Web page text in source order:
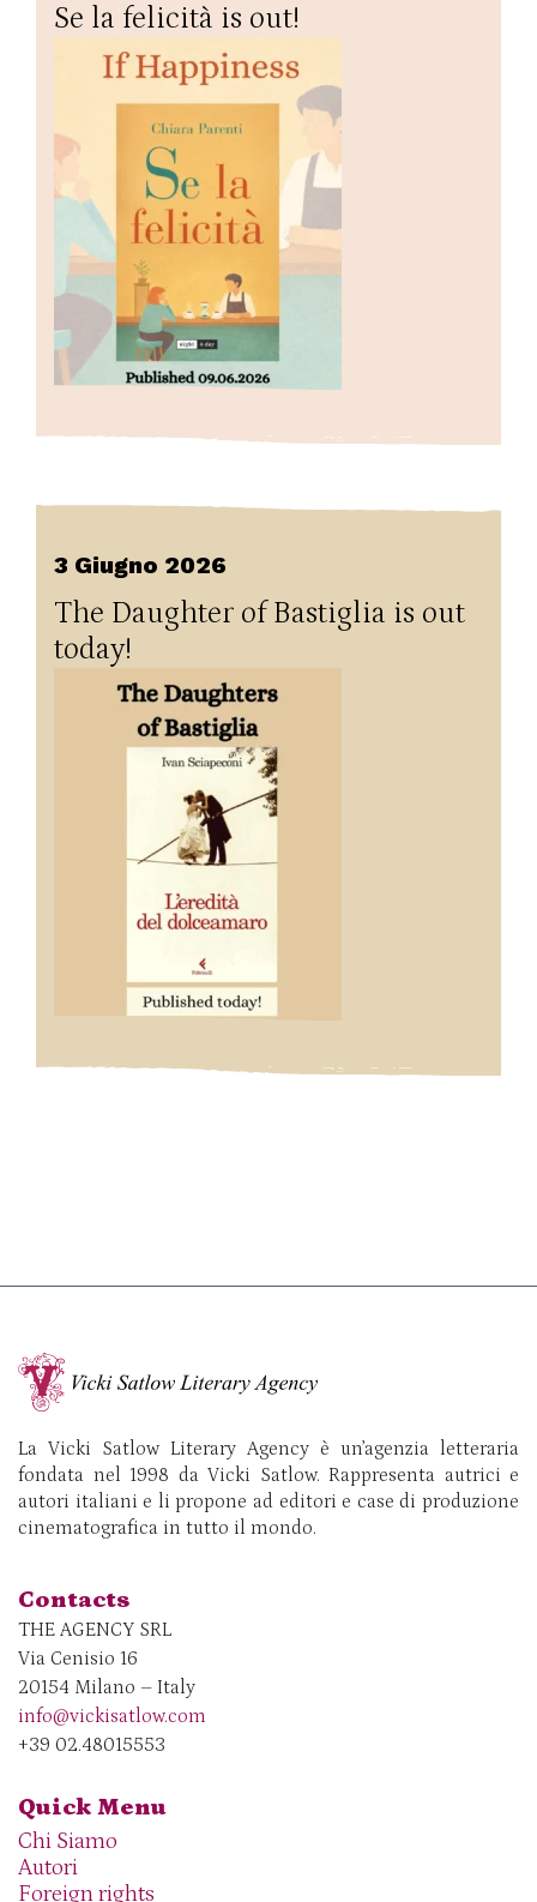
Se la felicità is out!
3 Giugno 2026
The Daughter of Bastiglia is out
today!
La Vicki Satlow Literary Agency è un’agenzia letteraria
fondata nel 1998 da Vicki Satlow. Rappresenta autrici e
autori italiani e li propone ad editori e case di produzione
cinematografica in tutto il mondo.
Contacts
THE AGENCY SRL
Via Cenisio 16
20154 Milano – Italy
info@vickisatlow.com
+39 02.48015553
Quick Menu
Chi Siamo
Autori
Foreign rights